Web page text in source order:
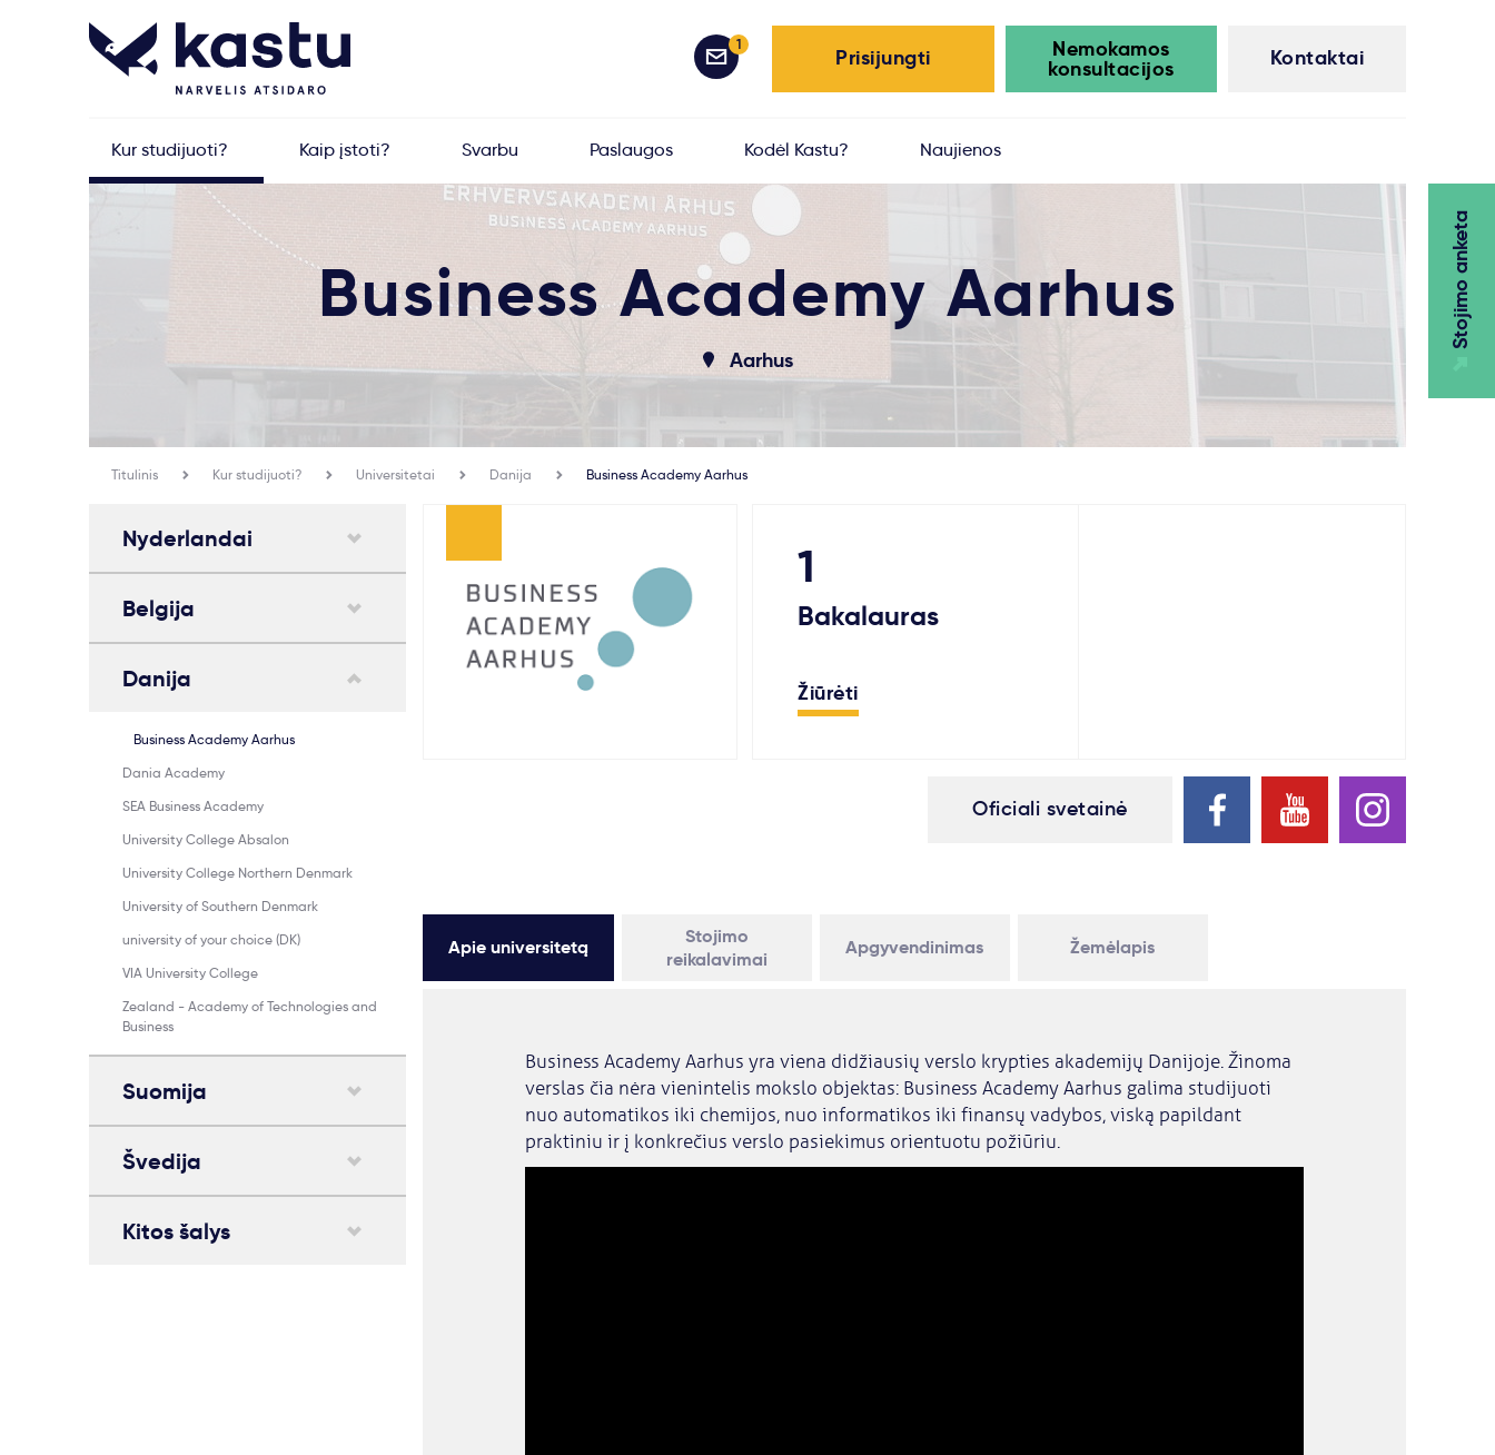
Kontaktai
Nemokamos
konsultacijos
Prisijungti
1
Stojimo anketa
Kur studijuoti? Kaip įstoti? Svarbu Paslaugos Kodėl Kastu? Naujienos
Business Academy Aarhus
Aarhus
Titulinis Kur studijuoti? Universitetai Danija Business Academy Aarhus
Nyderlandai
Belgija
Danija
Business Academy Aarhus
Dania Academy
SEA Business Academy
University College Absalon
University College Northern Denmark
University of Southern Denmark
university of your choice (DK)
VIA University College
Zealand - Academy of Technologies and
Business
Suomija
Švedija
Kitos šalys
1
Bakalauras
Žiūrėti
Oficiali svetainė
Apie universitetą
Stojimo
reikalavimai
Apgyvendinimas Žemėlapis
Business Academy Aarhus yra viena didžiausių verslo krypties akademijų Danijoje. Žinoma
verslas čia nėra vienintelis mokslo objektas: Business Academy Aarhus galima studijuoti
nuo automatikos iki chemijos, nuo informatikos iki finansų vadybos, viską papildant
praktiniu ir į konkrečius verslo pasiekimus orientuotu požiūriu.